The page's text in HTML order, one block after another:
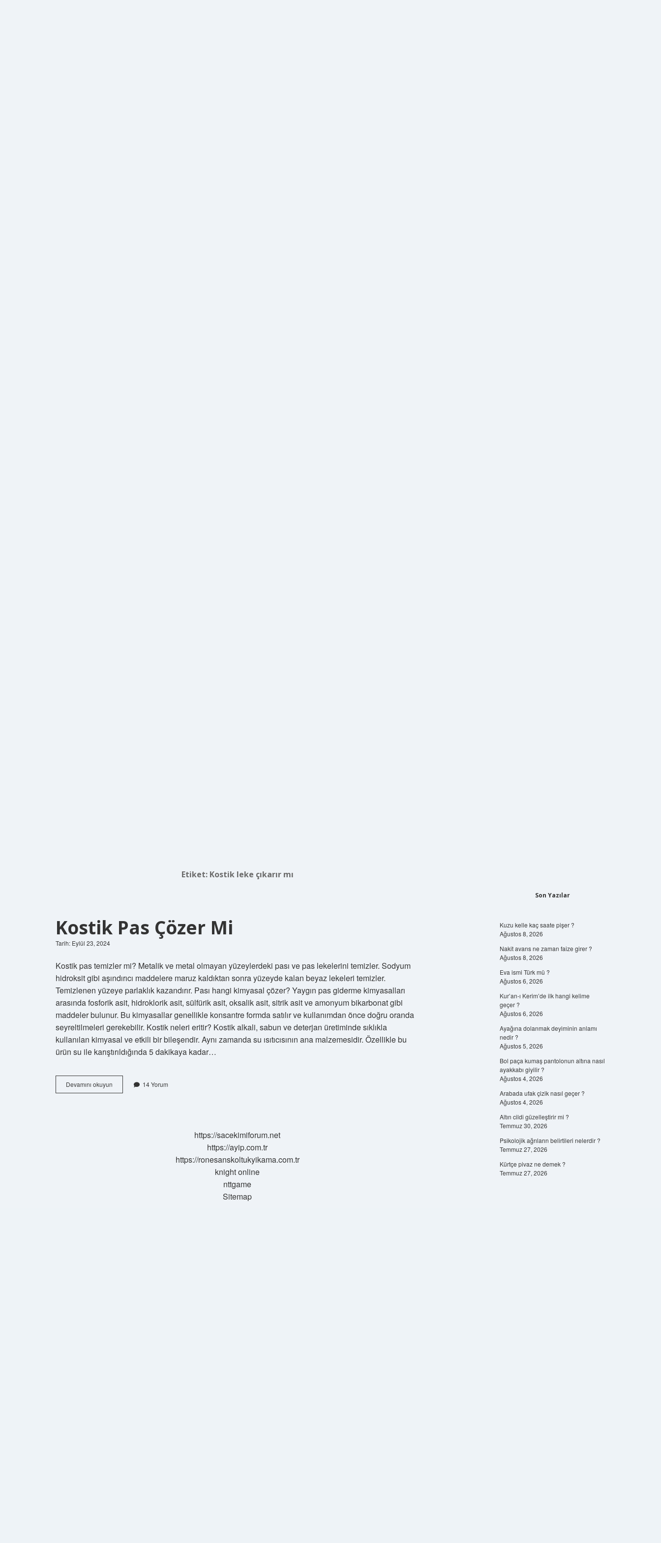
Etiket: Kostik leke çıkarır mı
Kostik Pas Çözer Mi
Tarih: Eylül 23, 2024
Kostik pas temizler mi? Metalik ve metal olmayan yüzeylerdeki pası ve pas lekelerini temizler. Sodyum
hidroksit gibi aşındırıcı maddelere maruz kaldıktan sonra yüzeyde kalan beyaz lekeleri temizler.
Temizlenen yüzeye parlaklık kazandırır. Pası hangi kimyasal çözer? Yaygın pas giderme kimyasalları
arasında fosforik asit, hidroklorik asit, sülfürik asit, oksalik asit, sitrik asit ve amonyum bikarbonat gibi
maddeler bulunur. Bu kimyasallar genellikle konsantre formda satılır ve kullanımdan önce doğru oranda
seyreltilmeleri gerekebilir. Kostik neleri eritir? Kostik alkali, sabun ve deterjan üretiminde sıklıkla
kullanılan kimyasal ve etkili bir bileşendir. Aynı zamanda su ısıtıcısının ana malzemesidir. Özellikle bu
ürün su ile karıştırıldığında 5 dakikaya kadar…
Devamını okuyun
Pas
14 Yorum
https://sacekimiforum.net
https://ayip.com.tr
https://ronesanskoltukyikama.com.tr
knight online
nttgame
Sitemap
Son Yazılar
Kuzu kelle kaç saate pişer ?
Ağustos 8, 2026
Nakit avans ne zaman faize girer ?
Ağustos 8, 2026
Eva ismi Türk mü ?
Ağustos 6, 2026
Kur’an-ı Kerim’de ilk hangi kelime
geçer ?
Ağustos 6, 2026
Ayağına dolanmak deyiminin anlamı
nedir ?
Ağustos 5, 2026
Bol paça kumaş pantolonun altına nasıl
ayakkabı giyilir ?
Ağustos 4, 2026
Arabada ufak çizik nasıl geçer ?
Ağustos 4, 2026
Altın cildi güzelleştirir mi ?
Temmuz 30, 2026
Psikolojik ağrıların belirtileri nelerdir ?
Temmuz 27, 2026
Kürtçe pivaz ne demek ?
Temmuz 27, 2026